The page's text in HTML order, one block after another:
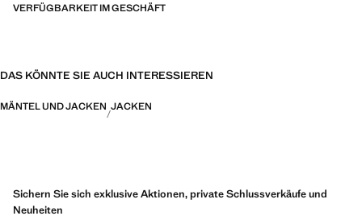
VERFÜGBARKEIT IM GESCHÄFT
DAS KÖNNTE SIE AUCH INTERESSIEREN
MÄNTEL UND JACKEN JACKEN
Sichern Sie sich exklusive Aktionen, private Schlussverkäufe und
Neuheiten